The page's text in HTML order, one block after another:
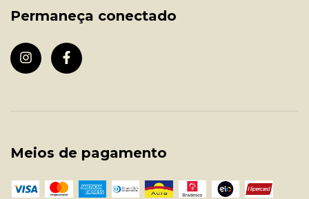
Permaneça conectado
Meios de pagamento